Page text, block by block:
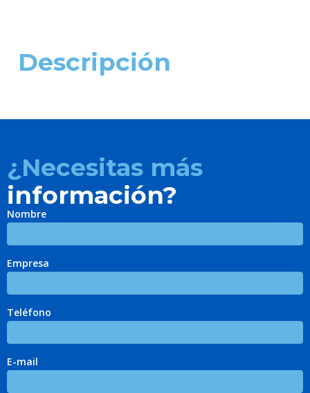
Descripción
¿Necesitas más
información?
Nombre
Empresa
Teléfono
E-mail